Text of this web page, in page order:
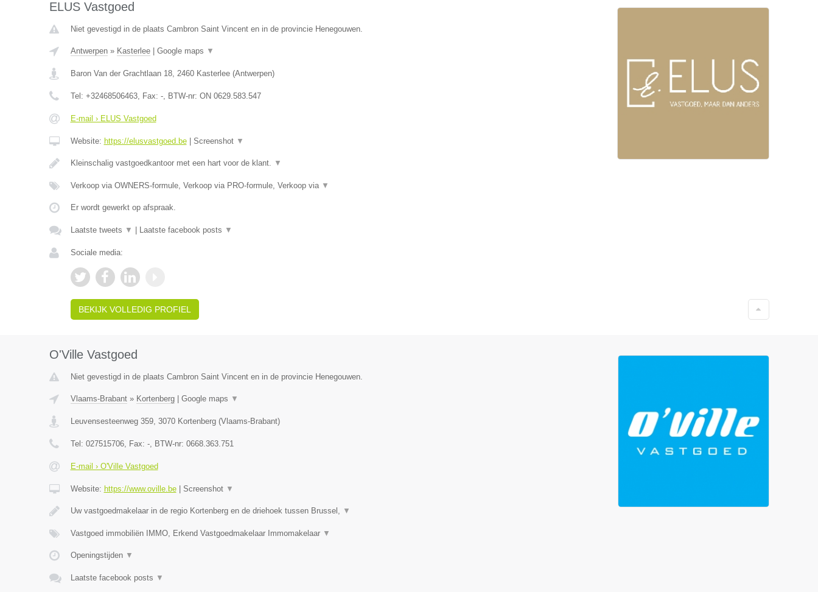
ELUS Vastgoed
Niet gevestigd in de plaats Cambron Saint Vincent en in de provincie Henegouwen.
Antwerpen» Kasterlee| Google maps ▼
Baron Van der Grachtlaan 18, 2460 Kasterlee(Antwerpen)
Tel: +32468506463, Fax: -, BTW-nr: ON 0629.583.547
E-mail › ELUS Vastgoed
Website: https://elusvastgoed.be| Screenshot ▼
Kleinschalig vastgoedkantoor met een hart voor de klant. ▼
Verkoop via OWNERS-formule, Verkoop via PRO-formule, Verkoop via ▼
Er wordt gewerkt op afspraak.
Laatste tweets ▼ Laatste facebook posts ▼
Sociale media:
BEKIJK VOLLEDIG PROFIEL
O'Ville Vastgoed
Niet gevestigd in de plaats Cambron Saint Vincent en in de provincie Henegouwen.
Vlaams-Brabant» Kortenberg| Google maps ▼
Leuvensesteenweg 359, 3070 Kortenberg(Vlaams-Brabant)
Tel: 027515706, Fax: -, BTW-nr: 0668.363.751
E-mail › O'Ville Vastgoed
Website: https://www.oville.be| Screenshot ▼
Uw vastgoedmakelaar in de regio Kortenberg en de driehoek tussen Brussel, ▼
Vastgoed immobiliën IMMO, Erkend Vastgoedmakelaar Immomakelaar ▼
Openingstijden ▼
Laatste facebook posts ▼